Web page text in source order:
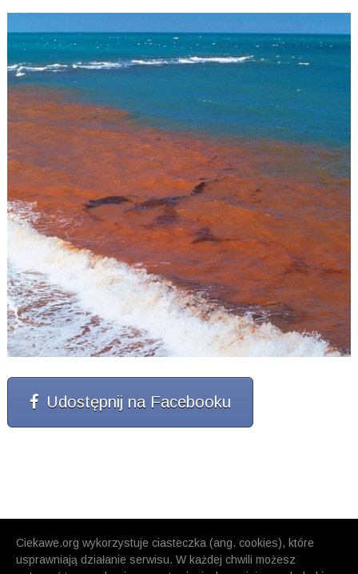
Ciekawe.org wykorzystuje ciasteczka (ang. cookies), które
usprawniają działanie serwisu. W każdej chwili możesz
Udostępnij na Facebooku